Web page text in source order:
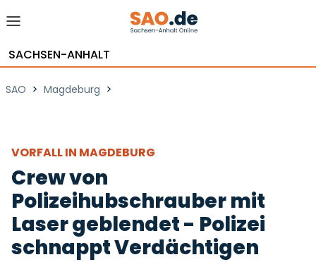
SACHSEN-ANHALT
SAO > Magdeburg >
VORFALL IN MAGDEBURG
Crew von
Polizeihubschrauber mit
Laser geblendet - Polizei
schnappt Verdächtigen